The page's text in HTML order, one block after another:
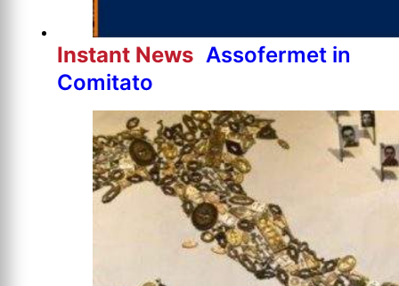
Instant News Assofermet in
Comitato